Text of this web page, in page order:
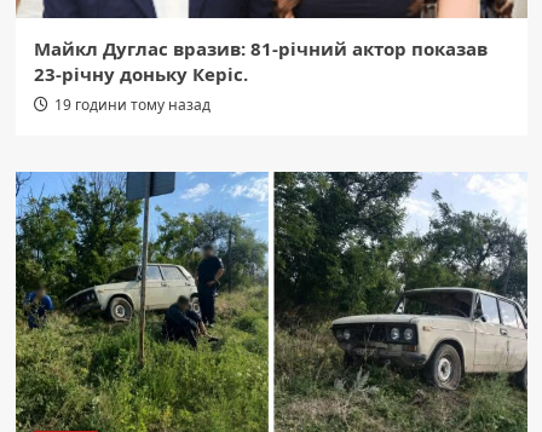
Майкл Дуглас вразив: 81-річний актор показав
23-річну доньку Керіс.
19 години тому назад